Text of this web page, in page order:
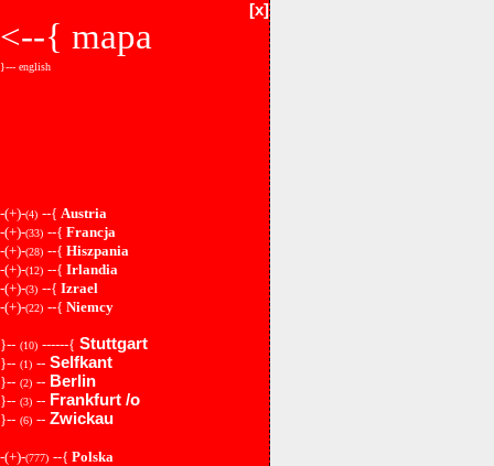
[x]
<--{ mapa
}--- english
-(+)-(4) --{ Austria
-(+)-(33) --{ Francja
-(+)-(28) --{ Hiszpania
-(+)-(12) --{ Irlandia
-(+)-(3) --{ Izrael
-(+)-(22) --{ Niemcy
}-- (10) ------{ Stuttgart
}-- (1) -- Selfkant
}-- (2) -- Berlin
}-- (3) -- Frankfurt /o
}-- (6) -- Zwickau
-(+)-(777) --{ Polska